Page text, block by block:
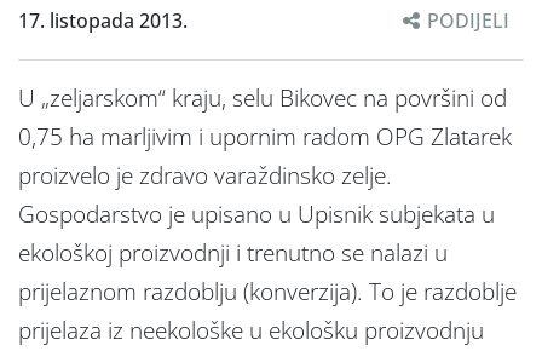
17. listopada 2013. PODIJELI
U „zeljarskom“ kraju, selu Bikovec na površini od
0,75 ha marljivim i upornim radom OPG Zlatarek
proizvelo je zdravo varaždinsko zelje.
Gospodarstvo je upisano u Upisnik subjekata u
ekološkoj proizvodnji i trenutno se nalazi u
prijelaznom razdoblju (konverzija). To je razdoblje
prijelaza iz neekološke u ekološku proizvodnju